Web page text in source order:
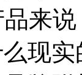
说
现